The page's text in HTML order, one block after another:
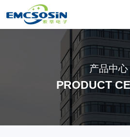
产品中心
PRODUCT